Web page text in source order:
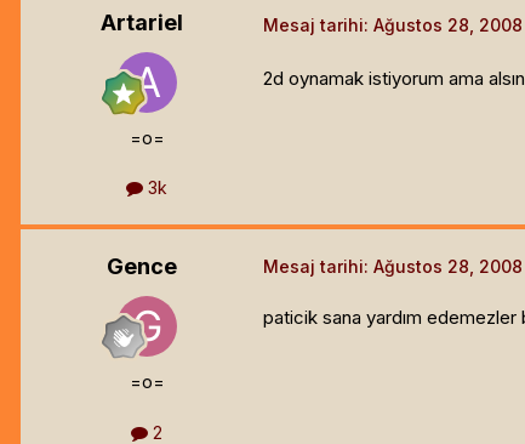
Artariel
=o=
3k
Mesaj tarihi: Ağustos 28, 2008
2d oynamak istiyorum ama
Gence
=o=
2
Mesaj tarihi: Ağustos 28, 2008
paticik sana yardım edemezler